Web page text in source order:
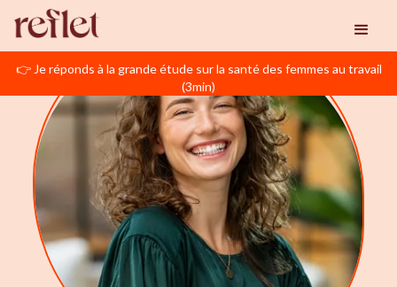
👉 Je réponds à la grande étude sur la santé des femmes au travail
(3min)